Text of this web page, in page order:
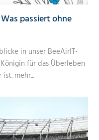
passiert ohne
in unser BeeAirIT-
für das Überleben
ist. mehr...